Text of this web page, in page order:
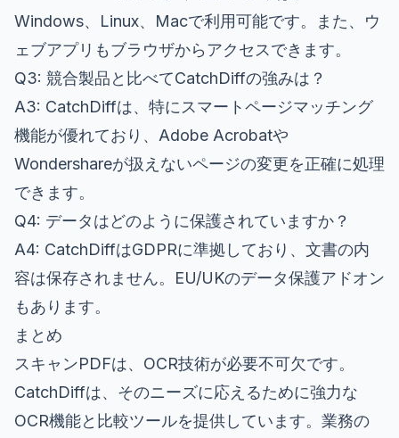
Windows、Linux、Macで利用可能です。また、ウ
ェブアプリもブラウザからアクセスできます。
Q3: 競合製品と比べてCatchDiffの強みは？
A3: CatchDiffは、特にスマートページマッチング
機能が優れており、Adobe Acrobatや
Wondershareが扱えないページの変更を正確に処理
できます。
Q4: データはどのように保護されていますか？
A4: CatchDiffはGDPRに準拠しており、文書の内
容は保存されません。EU/UKのデータ保護アドオン
もあります。
まとめ
スキャンPDFは、OCR技術が必要不可欠です。
CatchDiffは、そのニーズに応えるために強力な
OCR機能と比較ツールを提供しています。業務の